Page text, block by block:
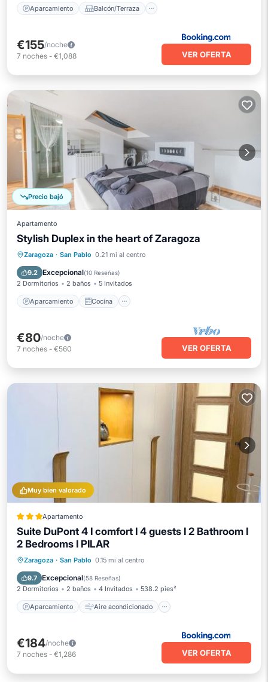
Aparcamiento Balcón/Terraza
€155/noche
7 noches - €1,088 VER OFERTA
Precio bajó
Apartamento
Stylish Duplex in the heart of Zaragoza
Zaragoza · San Pablo 0.21 mi al centro
9.2 Excepcional(10 Reseñas)
2 Dormitorios 2 baños 5 Invitados
Aparcamiento Cocina
Aparcamiento
Cocina
Aire acondicionado
€80/noche
7 noches - €560 VER OFERTA
Muy bien valorado
Apartamento
Suite DuPont 4 I comfort I 4 guests I 2 Bathroom I
2 Bedrooms I PILAR
Zaragoza · San Pablo 0.15 mi al centro
9.7 Excepcional(58 Reseñas)
2 Dormitorios 2 baños 4 Invitados 538.2 pies²
Aparcamiento Aire acondicionado
Aparcamiento
Aire acondicionado
Internet
Accesibilidad
€184/noche
7 noches - €1,286 VER OFERTA